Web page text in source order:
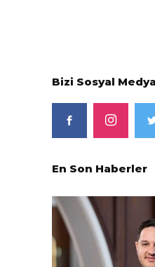
Bizi Sosyal
En Son Haberler